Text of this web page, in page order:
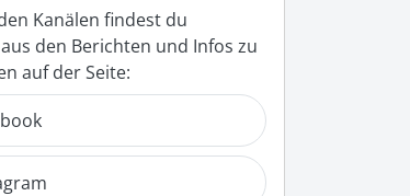
Kanälen findest du
den Berichten und Infos zu
auf der Seite: